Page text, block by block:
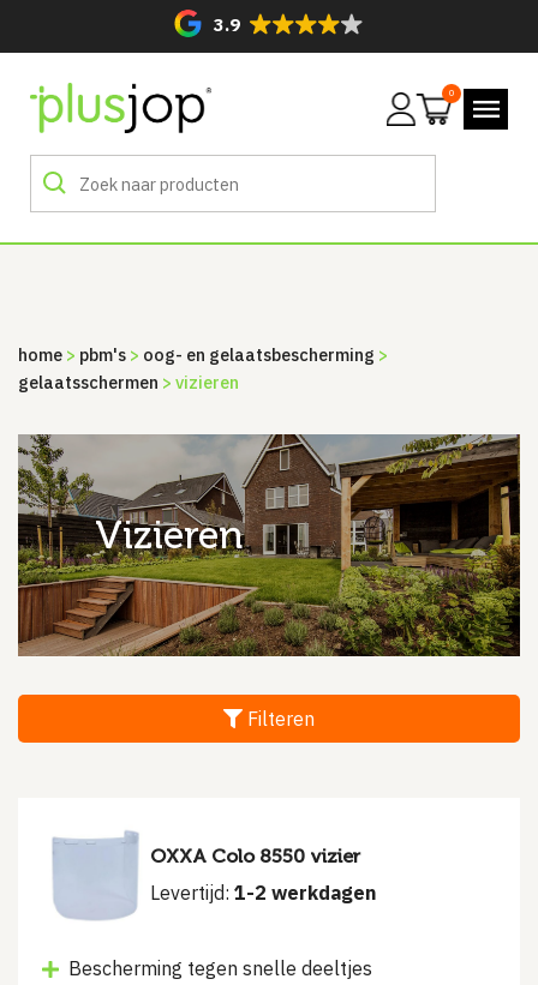
3.9
Mijn
0
home > pbm's > oog- en gelaatsbescherming >
gelaatsschermen > vizieren
vizieren
Filteren
OXXA Colo 8550 vizier
Levertijd: 1-2 werkdagen
Bescherming tegen snelle deeltjes